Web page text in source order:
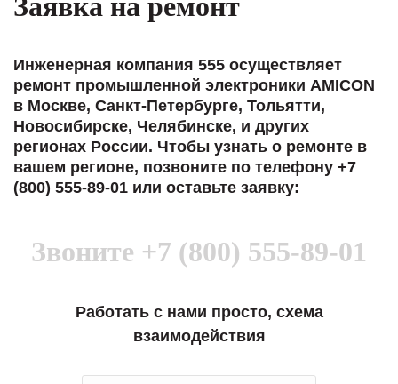
Инженерная компания 555 осуществляет
ремонт промышленной электроники AMICON
в Москве, Санкт-Петербурге, Тольятти,
Новосибирске, Челябинске, и других
регионах России. Чтобы узнать о ремонте в
вашем регионе, позвоните по телефону +7
(800) 555-89-01 или оставьте заявку:
Звоните +7 (800) 555-89-01
Работать с нами просто, схема
взаимодействия